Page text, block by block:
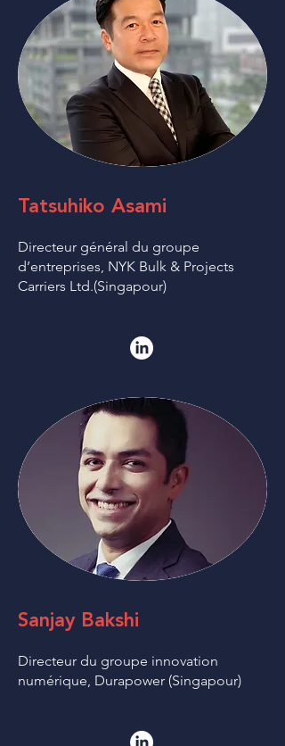
Tatsuhiko Asami
Directeur général du groupe
d’entreprises, NYK Bulk & Projects
Carriers Ltd.(Singapour)
Sanjay Bakshi
Directeur du groupe innovation
numérique, Durapower (Singapour)​​